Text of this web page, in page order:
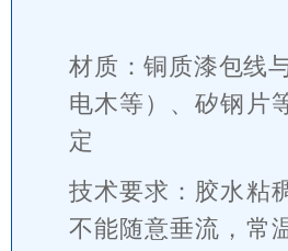
材质：铜质漆包线
电木等）、矽钢片
定
技术要求：胶水粘
不能随意垂流，常